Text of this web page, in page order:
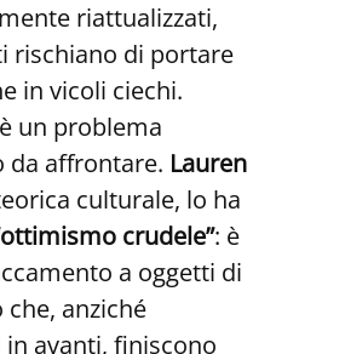
riattualizzati,
rischiano di portare
in vicoli ciechi.
un problema
da affrontare. Lauren
culturale, lo ha
crudele”: è
a oggetti di
anziché
in avanti, finiscono